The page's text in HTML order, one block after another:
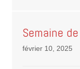
Semaine
février 10, 2025